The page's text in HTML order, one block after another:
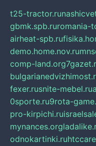
t25-tractor.ru
gbmk.spb.ruromania-
airheat-spb.ru
demo.home.nov.ru
comp-land.org
fexer.rusnite-mebel.ru
0sporte.ru9rota-
pro-kirpichi.ru
mynances.org
odnokartinki.ru